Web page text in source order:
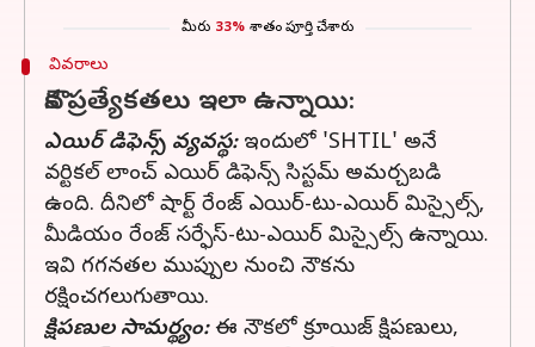
మీరు 33% శాతం పూర్తి చేశారు
వివరాలు
నౌక ప్రత్యేకతలు ఇలా ఉన్నాయి:
ఎయిర్ డిఫెన్స్ వ్యవస్థ:ఇందులో 'SHTIL' అనే
వర్టికల్ లాంచ్ ఎయిర్ డిఫెన్స్ సిస్టమ్ అమర్చబడి
ఉంది. దీనిలో షార్ట్ రేంజ్ ఎయిర్-టు-ఎయిర్ మిస్సైల్స్,
మీడియం రేంజ్ సర్ఫేస్-టు-ఎయిర్ మిస్సైల్స్ ఉన్నాయి.
ఇవి గగనతల ముప్పుల నుంచి నౌకను
రక్షించగలుగుతాయి.
క్షిపణుల సామర్థ్యం:ఈ నౌకలో క్రూయిజ్ క్షిపణులు,